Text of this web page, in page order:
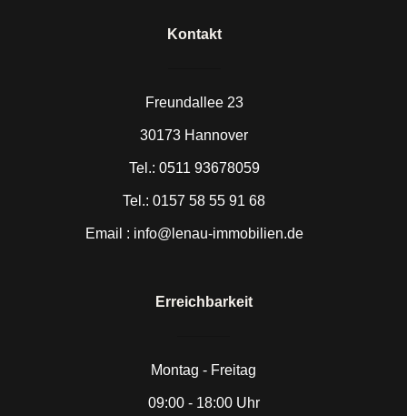
Kontakt
Freundallee 23
30173 Hannover
Tel.: 0511 93678059
Tel.: 0157 58 55 91 68
Email : info@lenau-immobilien.de
Erreichbarkeit
Montag - Freitag
09:00 - 18:00 Uhr